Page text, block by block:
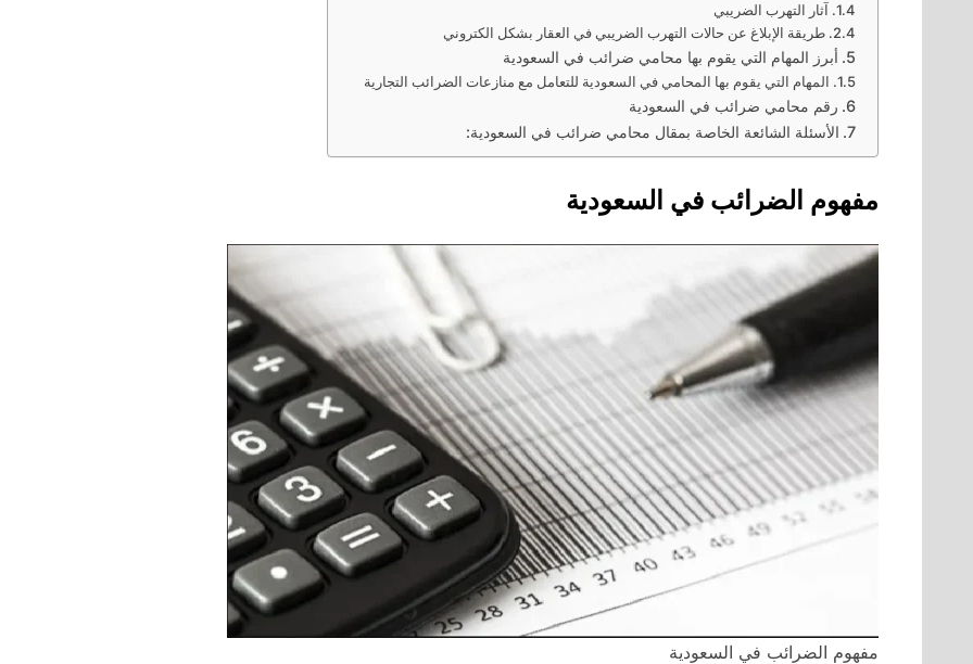
آثار التهرب الضريبي
طريقة الإبلاغ عن حالات التهرب الضريبي في العقار بشكل الكتروني
أبرز المهام التي يقوم بها محامي ضرائب في السعودية
المهام التي يقوم بها المحامي في السعودية للتعامل مع منازعات الضرائب التجارية
رقم محامي ضرائب في السعودية
الأسئلة الشائعة الخاصة بمقال محامي ضرائب في السعودية:
مفهوم الضرائب في السعودية
مفهوم الضرائب في السعودية